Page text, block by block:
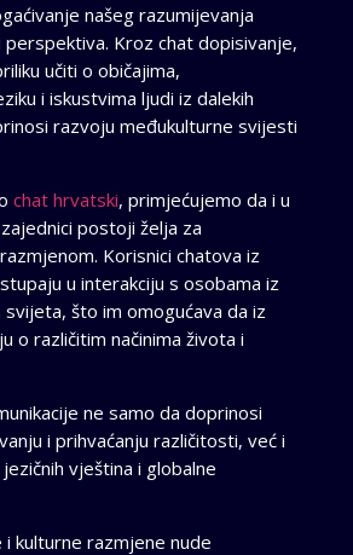
našeg razumijevanja
perspektiva. Kroz chat dopisivanje,
učiti o običajima,
i iskustvima ljudi iz dalekih
razvoju međukulturne svijesti
chat hrvatski, primjećujemo da i u
postoji želja za
Korisnici chatova iz
u interakciju s osobama iz
što im omogućava da iz
o različitim načinima života i
ne samo da doprinosi
i prihvaćanju različitosti, već i
vještina i globalne
i kulturne razmjene nude